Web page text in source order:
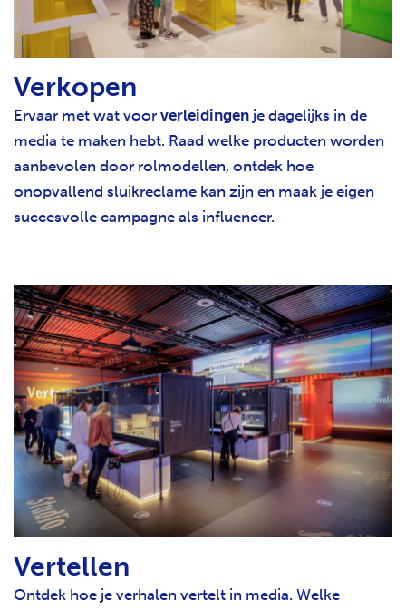
Verkopen
Ervaar met wat voor verleidingen je dagelijks in de
media te maken hebt. Raad welke producten worden
aanbevolen door rolmodellen, ontdek hoe
onopvallend sluikreclame kan zijn en maak je eigen
succesvolle campagne als influencer.
Vertellen
Ontdek hoe je verhalen vertelt in media. Welke